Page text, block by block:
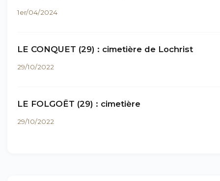
1er/04/2024
LE CONQUET (29) : cimetière de Lochrist
29/10/2022
LE FOLGOËT (29) : cimetière
29/10/2022